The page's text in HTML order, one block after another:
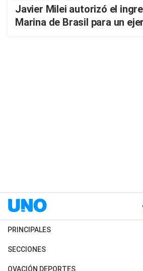
Javier Milei autorizó el
Marina de Brasil para un
PRINCIPALES
Últimas Noticias
Política
SECCIONES
Horóscopo
OVACIÓN DEPORTES